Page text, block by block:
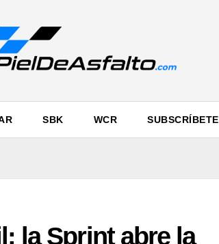
SBK WCR SUBSCRÍBETE
la Sprint abre la